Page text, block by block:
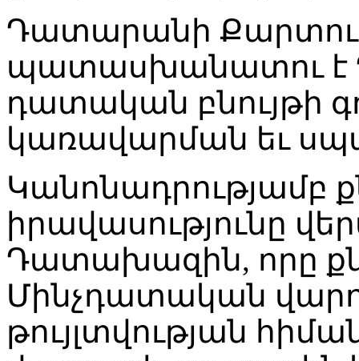
Դատարանի
պատասխանատու է
դատական բնույթի
կառավարման եւ
Կանոնադրությամբ
իրավասությունը
Դատախազին, որը
Մինչդատական
թույլտվության